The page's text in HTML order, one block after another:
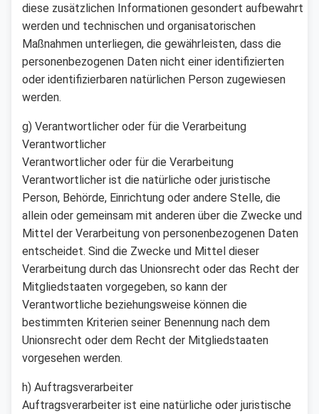
diese zusätzlichen Informationen gesondert aufbewahrt
werden und technischen und organisatorischen
Maßnahmen unterliegen, die gewährleisten, dass die
personenbezogenen Daten nicht einer identifizierten
oder identifizierbaren natürlichen Person zugewiesen
werden.
g) Verantwortlicher oder für die Verarbeitung
Verantwortlicher
Verantwortlicher oder für die Verarbeitung
Verantwortlicher ist die natürliche oder juristische
Person, Behörde, Einrichtung oder andere Stelle, die
allein oder gemeinsam mit anderen über die Zwecke und
Mittel der Verarbeitung von personenbezogenen Daten
entscheidet. Sind die Zwecke und Mittel dieser
Verarbeitung durch das Unionsrecht oder das Recht der
Mitgliedstaaten vorgegeben, so kann der
Verantwortliche beziehungsweise können die
bestimmten Kriterien seiner Benennung nach dem
Unionsrecht oder dem Recht der Mitgliedstaaten
vorgesehen werden.
h) Auftragsverarbeiter
Auftragsverarbeiter ist eine natürliche oder juristische